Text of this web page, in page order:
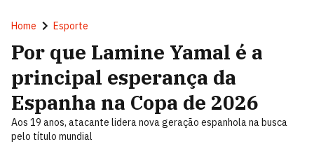
Home Esporte
Por que Lamine Yamal é a
principal esperança da
Espanha na Copa de 2026
Aos 19 anos, atacante lidera nova geração espanhola na busca
pelo título mundial